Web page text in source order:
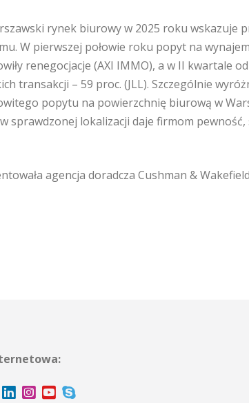
rynek biurowy w 2025 roku wskazuje
W pierwszej połowie roku popyt na
renegocjacje (AXI IMMO), a w II kwartale
transakcji – 59 proc. (JLL). Szczególnie
popytu na powierzchnię biurową w
sprawdzonej lokalizacji daje firmom
agencja doradcza Cushman &